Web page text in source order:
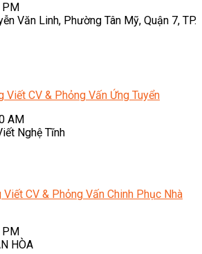
PM
Văn Linh, Phường Tân Mỹ, Quận 7, TP.
Viết CV & Phỏng Vấn Ứng Tuyển
AM
Nghệ Tĩnh
Viết CV & Phỏng Vấn Chinh Phục Nhà
PM
HÒA